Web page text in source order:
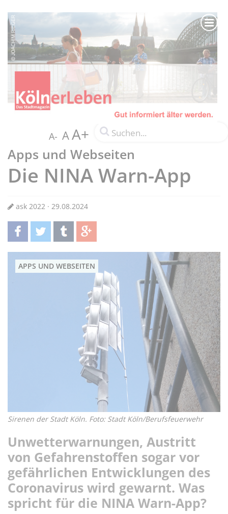
A- AA+
Apps und Webseiten
Die NINA Warn-App
ask 2022 · 29.08.2024
teilentwittern teilen teilen
APPS UND WEBSEITEN
Sirenen der Stadt Köln. Foto: Stadt Köln/Berufsfeuerwehr
Unwetterwarnungen, Austritt
von Gefahrenstoffen sogar vor
gefährlichen Entwicklungen des
Coronavirus wird gewarnt. Was
spricht für die NINA Warn-App?